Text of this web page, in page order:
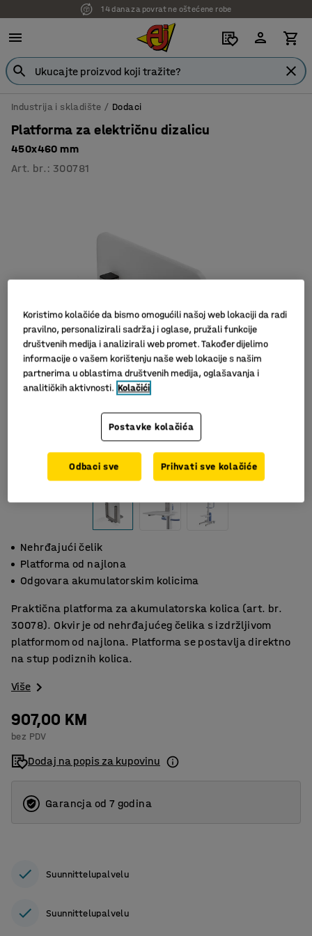
14 dana za povrat ne oštećene robe
Industrija i skladište Dodaci
Platforma za električnu dizalicu
450x460 mm
Art. br. : 300781
Nehrđajući čelik
Platforma od najlona
Odgovara akumulatorskim kolicima
Praktična platforma za akumulatorska kolica (art. br.
30078). Okvir je od nehrđajućeg čelika s izdržljivom
platformom od najlona. Platforma se postavlja direktno
na stup podiznih kolica.
Više
907,00 KM
bez PDV
Dodaj na popis za kupovinu
Garancja od 7 godina
Suunnittelupalvelu
Suunnittelupalvelu
Koristimo kolačiće da bismo omogućili našoj web lokaciji da radi
pravilno, personalizirali sadržaj i oglase, pružali funkcije
društvenih medija i analizirali web promet. Također dijelimo
informacije o vašem korištenju naše web lokacije s našim
partnerima u oblastima društvenih medija, oglašavanja i
analitičkih aktivnosti. Kolačići
Postavke kolačića
Odbaci sve Prihvati sve kolačiće